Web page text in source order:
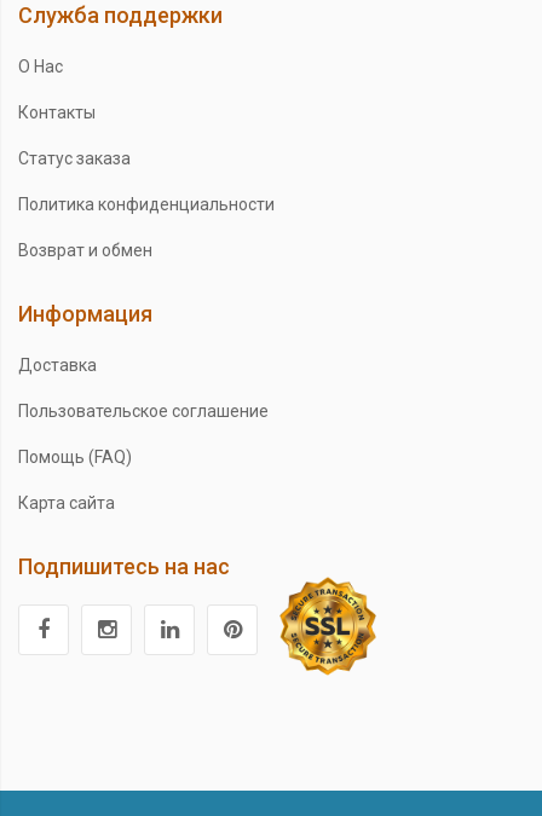
Служба поддержки
О Нас
Контакты
Статус заказа
Политика конфиденциальности
Возврат и обмен
Информация
Доставка
Пользовательское соглашение
Помощь (FAQ)
Карта сайта
Подпишитесь на нас